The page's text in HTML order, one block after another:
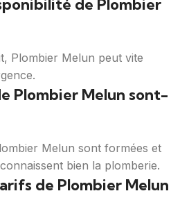
de Plombier
Plombier Melun peut vite
Plombier Melun sont-
Melun sont formées et
bien la plomberie.
de Plombier Melun